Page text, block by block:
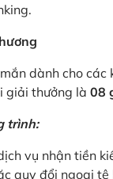
dành cho
giải thưởng là 08
trình:
vụ nhận tiền
quy đổi ngoại